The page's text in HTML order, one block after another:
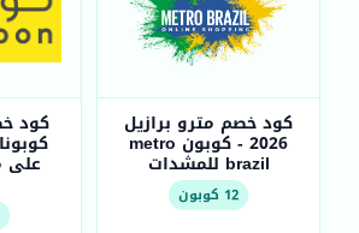
كود خصم مترو برازيل
2026 - كوبون metro
brazil للمشدات
12 كوبون